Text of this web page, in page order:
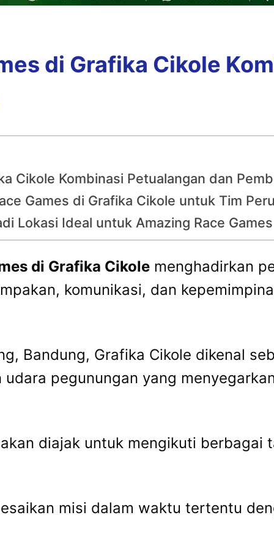
di Grafika Cikole
Cikole Kombinasi Petualangan dan
Games di Grafika Cikole untuk Tim
Lokasi Ideal untuk Amazing Race Games
di Grafika Cikole menghadirkan
komunikasi, dan
Bandung, Grafika Cikole dikenal
pegunungan yang
diajak untuk mengikuti berbagai
misi dalam waktu tertentu